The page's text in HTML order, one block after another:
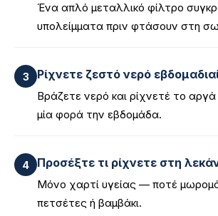
Ένα απλό μεταλλικό φίλτρο
υπολείμματα πριν φτάσουν στη
3 Ρίχνετε ζεστό νερό
Βράζετε νερό και ρίχνετέ το
μία φορά την εβδομάδα.
4 Προσέξτε τι ρίχνετε στη
Μόνο χαρτί υγείας — ποτέ
πετσέτες ή βαμβάκι.